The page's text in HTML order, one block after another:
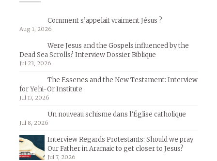
Comment s’appelait vraiment Jésus ?
Aug 1, 2026
Were Jesus and the Gospels influenced by the
Dead Sea Scrolls? Interview Dossier Biblique
Jul 23, 2026
The Essenes and the New Testament: Interview
for Yehi-Or Institute
Jul 17, 2026
Un nouveau schisme dans l’Église catholique
Jul 8, 2026
Interview Regards Protestants: Should we pray
Our Father in Aramaic to get closer to Jesus?
Jul 7, 2026